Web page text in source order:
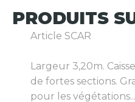
PRODUITS
Article SCAR
Largeur 3,20m.
de fortes sections.
pour les végétations...